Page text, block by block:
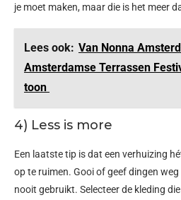
je moet maken, maar die is het meer
Lees ook: Van Nonna
Amsterdamse Terrassen
toon
4) Less is more
Een laatste tip is dat een verhuizing
op te ruimen. Gooi of geef dingen
nooit gebruikt. Selecteer de kleding